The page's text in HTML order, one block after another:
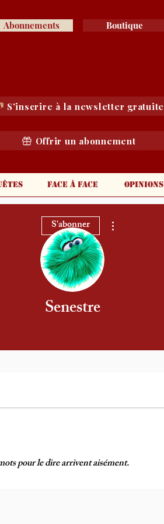
Abonnements Boutique
S'inscrire à la newsletter gratuite
Offrir un abonnement
Face à face Opinions
pour le dire arrivent aisément.
Senestre
S'abonner